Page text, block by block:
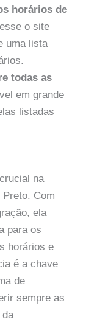
horários de
o site
uma lista
todas as
em grande
listadas
na
Preto. Com
ela
para os
horários e
é a chave
de
sempre as